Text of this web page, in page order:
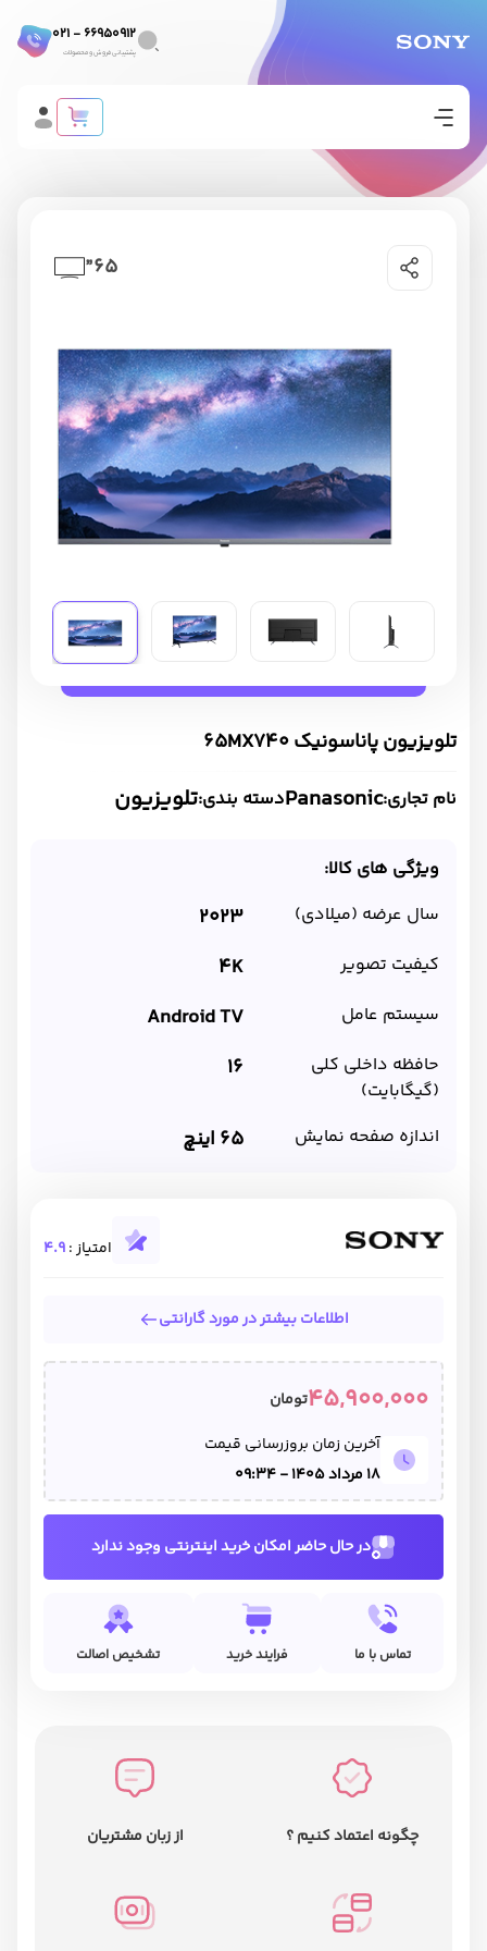
66950912 - 021
پشتیبانی فروش و محصولات
65”
تلویزیون پاناسونیک 65MX740
نام تجاری:Panasonicدسته بندی:تلویزیون
ویژگی های کالا:
سال عرضه (میلادی)
2023
کیفیت تصویر 4K
سیستم عامل Android TV
حافظه داخلی کلی
(گیگابایت)
16
اندازه صفحه نمایش 65 اینچ
امتیاز :4.9
اطلاعات بیشتر در مورد گارانتی
45,900,000تومان
آخرین زمان بروزرسانی قیمت
18 مرداد 1405 - 09:34
در حال حاضر امکان خرید اینترنتی وجود ندارد
تماس با ما فرایند خرید تشخیص اصالت
چگونه اعتماد کنیم ؟ از زبان مشتریان